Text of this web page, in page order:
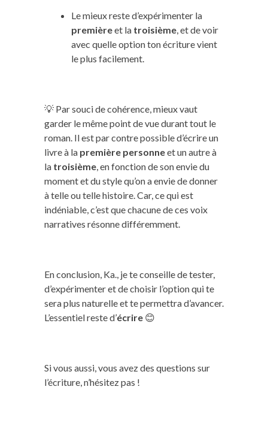
Le mieux reste d’expérimenter la
premièreet la troisième , et de voir
avec quelle option ton écriture vient
le plus facilement.
💡 Par souci de cohérence, mieux vaut
garder le même point de vue durant tout le
roman. Il est par contre possible d’écrire un
livre à la première personneet un autre à
la troisième , en fonction de son envie du
moment et du style qu’on a envie de donner
à telle ou telle histoire. Car, ce qui est
indéniable, c’est que chacune de ces voix
narratives résonne différemment.
En conclusion, Ka., je te conseille de tester,
d’expérimenter et de choisir l’option qui te
sera plus naturelle et te permettra d’avancer.
L’essentiel reste d’écrire 😊
Si vous aussi, vous avez des questions sur
l’écriture, n’hésitez pas !